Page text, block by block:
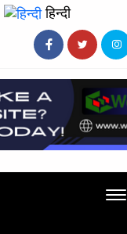
हिन्दी